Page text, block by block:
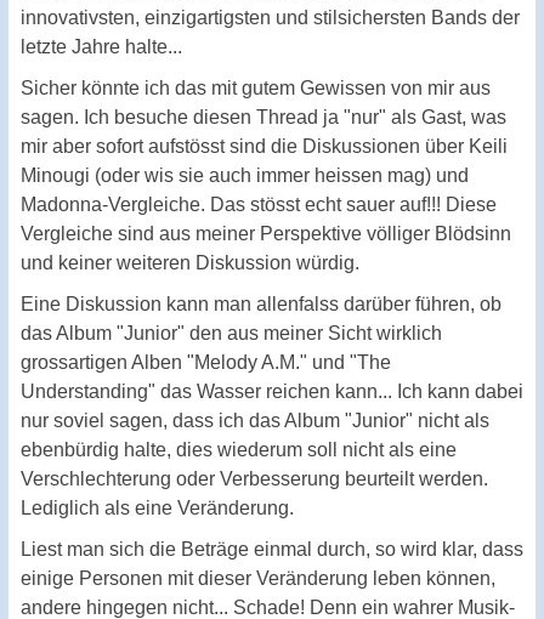
innovativsten, einzigartigsten und stilsichersten Bands der
letzte Jahre halte...
Sicher könnte ich das mit gutem Gewissen von mir aus
sagen. Ich besuche diesen Thread ja "nur" als Gast, was
mir aber sofort aufstösst sind die Diskussionen über Keili
Minougi (oder wis sie auch immer heissen mag) und
Madonna-Vergleiche. Das stösst echt sauer auf!!! Diese
Vergleiche sind aus meiner Perspektive völliger Blödsinn
und keiner weiteren Diskussion würdig.
Eine Diskussion kann man allenfalss darüber führen, ob
das Album "Junior" den aus meiner Sicht wirklich
grossartigen Alben "Melody A.M." und "The
Understanding" das Wasser reichen kann... Ich kann dabei
nur soviel sagen, dass ich das Album "Junior" nicht als
ebenbürdig halte, dies wiederum soll nicht als eine
Verschlechterung oder Verbesserung beurteilt werden.
Lediglich als eine Veränderung.
Liest man sich die Beträge einmal durch, so wird klar, dass
einige Personen mit dieser Veränderung leben können,
andere hingegen nicht... Schade! Denn ein wahrer Musik-